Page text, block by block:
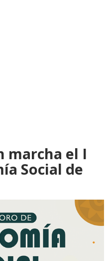
marcha el I
Social de